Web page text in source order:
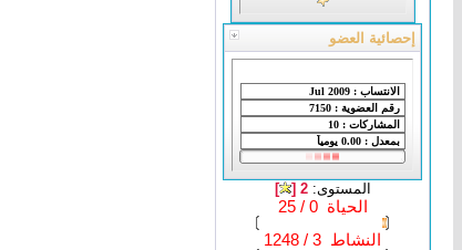
إحصائية العضو
المستوى:2 [
]
الحياة 0 / 25
النشاط 3 / 1248